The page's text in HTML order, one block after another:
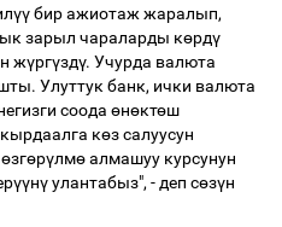
үүбир ажиотаж жаралып,
зарыл чараларды көрдү
жүргүздү. Учурда валюта
Улуттук банк, ички валюта
соода өнөктөш
көз салуусун
өзгөрүлмөалмашуу курсунун
үүнүулантабыз", - деп сөзүн